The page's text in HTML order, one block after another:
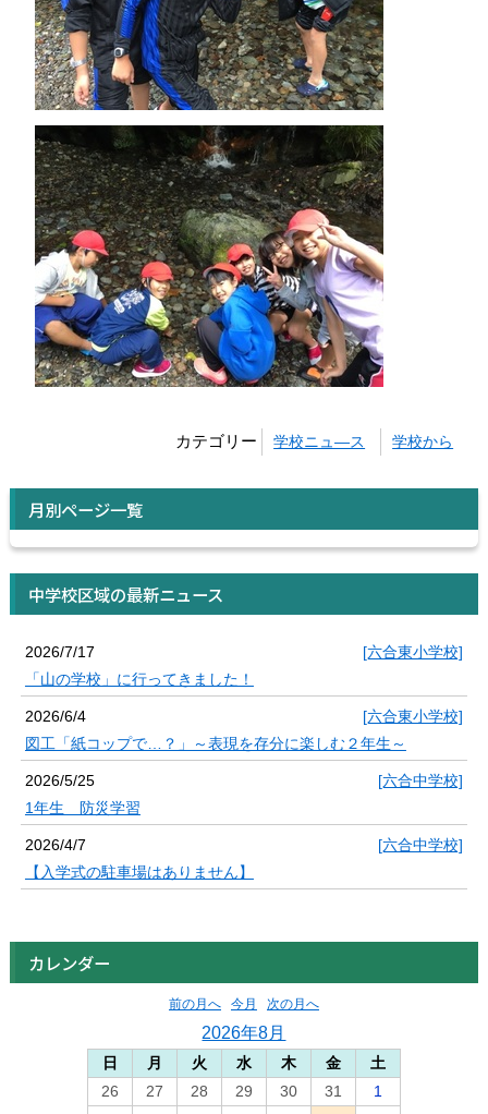
カテゴリー 学校ニュ―ス 学校から
月別ページ一覧
中学校区域の最新ニュース
2026/7/17
[六合東小学校]
「山の学校」に行ってきました！
2026/6/4
[六合東小学校]
図工「紙コップで…？」～表現を存分に楽しむ２年生～
2026/5/25
[六合中学校]
1年生 防災学習
2026/4/7
[六合中学校]
【入学式の駐車場はありません】
カレンダー
前の月へ 今月 次の月へ
2026年8月
日 月 火 水 木 金
土
26
27 28 29 30 31
1